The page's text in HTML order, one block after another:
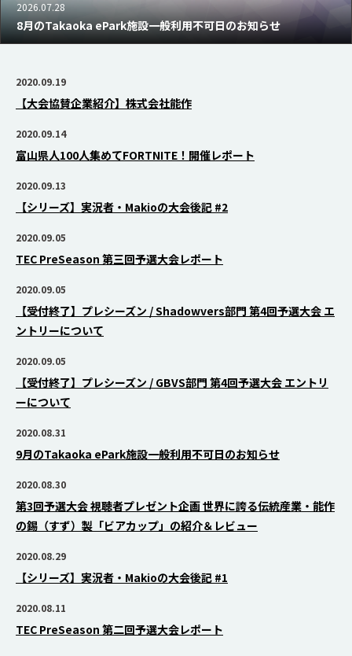
2026.07.28
8月のTakaoka ePark施設一般利用不可日のお知らせ
2020.09.19
【大会協賛企業紹介】株式会社能作
2020.09.14
富山県人100人集めてFORTNITE！開催レポート
2020.09.13
【シリーズ】実況者・Makioの大会後記 #2
2020.09.05
TEC PreSeason 第三回予選大会レポート
2020.09.05
【受付終了】プレシーズン / Shadowvers部門 第4回予選大会 エ
ントリーについて
2020.09.05
【受付終了】プレシーズン / GBVS部門 第4回予選大会 エントリ
ーについて
2020.08.31
9月のTakaoka ePark施設一般利用不可日のお知らせ
2020.08.30
第3回予選大会 視聴者プレゼント企画 世界に誇る伝統産業・能作
の錫（すず）製「ビアカップ」の紹介＆レビュー
2020.08.29
【シリーズ】実況者・Makioの大会後記 #1
2020.08.11
TEC PreSeason 第二回予選大会レポート